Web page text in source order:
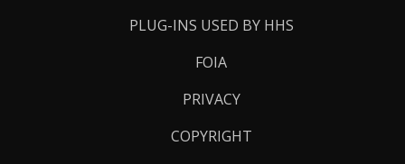
PLUG-INS USED BY HHS
FOIA
PRIVACY
COPYRIGHT